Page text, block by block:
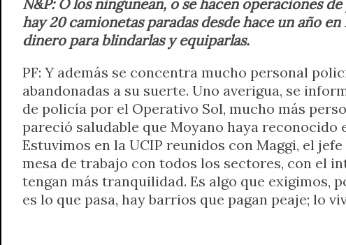
N&P: O los ningunean, o se hacen operaciones
hay 20 camionetas paradas desde hace un año
dinero para blindarlas y equiparlas.
PF: Y además se concentra mucho personal
abandonadas a su suerte. Uno averigua, se
de policía por el Operativo Sol, mucho más
pareció saludable que Moyano haya
Estuvimos en la UCIP reunidos con Maggi, el
mesa de trabajo con todos los sectores, con el
tengan más tranquilidad. Es algo que exigimos,
es lo que pasa, hay barrios que pagan peaje; lo